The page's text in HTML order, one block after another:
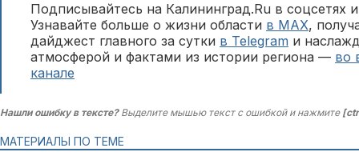
Подписывайтесь на Калининград.Ru в соцсетях
Узнавайте больше о жизни области в MAX,
дайджест главного за сутки в Telegram и
атмосферой и фактами из истории региона — во
канале
Нашли ошибку в тексте?Выделите мышью текст с ошибкой и нажмите
МАТЕРИАЛЫ ПО ТЕМЕ